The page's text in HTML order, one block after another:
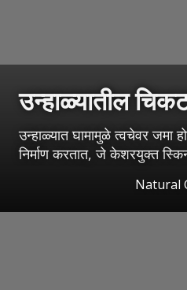
उन्हाळ्यातील
उन्हाळ्यात घामामुळे त्वचेवर जमा
निर्माण करतात, जे केशरयुक्त
Natural